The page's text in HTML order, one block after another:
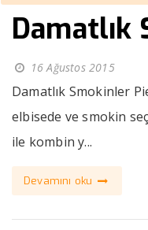
Damatlık
16 Ağustos 2015
Damatlık Smokinler
elbisede ve smokin
ile kombin y...
Devamını oku